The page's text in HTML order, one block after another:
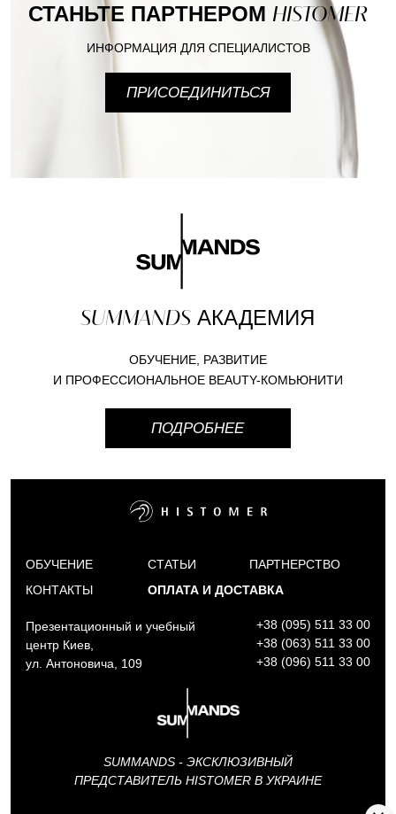
СТАНЬТЕ ПАРТНЕРОМ HISTOMER
ИНФОРМАЦИЯ ДЛЯ СПЕЦИАЛИСТОВ
ПРИСОЕДИНИТЬСЯ
SUMMANDS АКАДЕМИЯ
ОБУЧЕНИЕ, РАЗВИТИЕ
И ПРОФЕССИОНАЛЬНОЕ BEAUTY-КОМЬЮНИТИ
ПОДРОБНЕЕ
ОБУЧЕНИЕ
КОНТАКТЫ
СТАТЬИ
ПАРТНЕРСТВО
ОПЛАТА И ДОСТАВКА
Презентационный и учебный
центр Киев,
ул. Антоновича, 109
+38 (095) 511 33 00
+38 (063) 511 33 00
+38 (096) 511 33 00
SUMMANDS - ЭКСКЛЮЗИВНЫЙ
ПРЕДСТАВИТЕЛЬ HISTOMER В УКРАИНЕ